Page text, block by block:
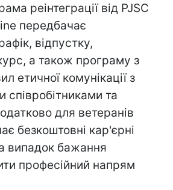
реінтеграції від PJSC
передбачає
відпустку,
а також програму з
етичної комунікації з
співробітниками та
для ветеранів
безкоштовні кар'єрні
випадок бажання
професійний напрям